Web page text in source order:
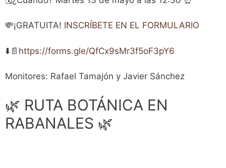
💸¡GRATUITA! INSCRÍBETE EN EL FORMULARIO
⬇️📄 https://forms.gle/QfCx9sMr3f5oF3pY6
Monitores: Rafael Tamajón y Javier Sánchez
🌿 RUTA BOTÁNICA EN
RABANALES 🌿